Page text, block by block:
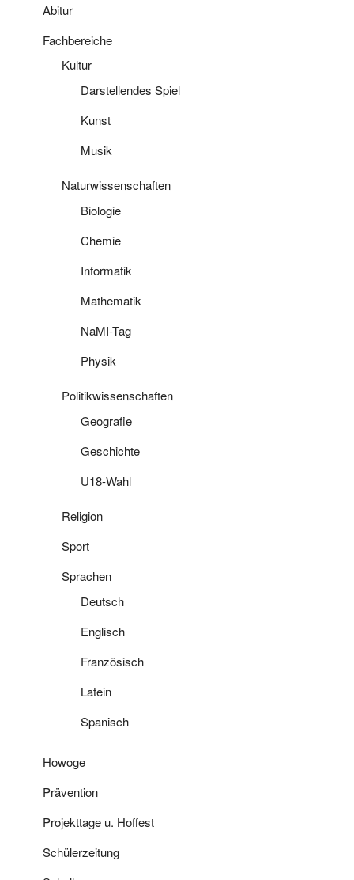
Abitur
Fachbereiche
Kultur
Darstellendes Spiel
Kunst
Musik
Naturwissenschaften
Biologie
Chemie
Informatik
Mathematik
NaMI-Tag
Physik
Politikwissenschaften
Geografie
Geschichte
U18-Wahl
Religion
Sport
Sprachen
Deutsch
Englisch
Französisch
Latein
Spanisch
Howoge
Prävention
Projekttage u. Hoffest
Schülerzeitung